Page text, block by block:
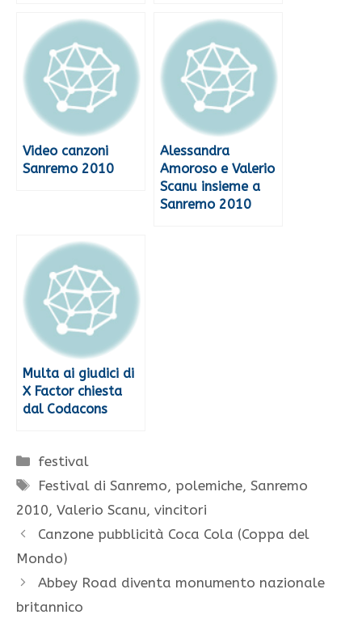
Video canzoni
Sanremo 2010
Alessandra
Amoroso e Valerio
Scanu insieme a
Sanremo 2010
Multa ai giudici di
X Factor chiesta
dal Codacons
Categorie
festival
Tag
Festival di Sanremo, polemiche,Sanremo
2010, Valerio Scanu, vincitori
Canzone pubblicità Coca Cola (Coppa del
Mondo)
Abbey Road diventa monumento nazionale
britannico